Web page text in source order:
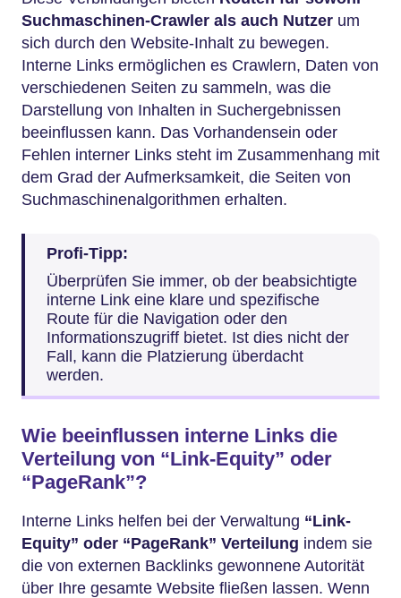
Suchmaschinen-Crawler als auch Nutzer um
sich durch den Website-Inhalt zu bewegen.
Interne Links ermöglichen es Crawlern, Daten von
verschiedenen Seiten zu sammeln, was die
Darstellung von Inhalten in Suchergebnissen
beeinflussen kann. Das Vorhandensein oder
Fehlen interner Links steht im Zusammenhang mit
dem Grad der Aufmerksamkeit, die Seiten von
Suchmaschinenalgorithmen erhalten.
Profi-Tipp:
Überprüfen Sie immer, ob der beabsichtigte
interne Link eine klare und spezifische
Route für die Navigation oder den
Informationszugriff bietet. Ist dies nicht der
Fall, kann die Platzierung überdacht
werden.
Wie beeinflussen interne Links die
Verteilung von “Link-Equity” oder
“PageRank”?
Interne Links helfen bei der Verwaltung “Link-
Equity” oder “PageRank” Verteilung indem sie
die von externen Backlinks gewonnene Autorität
über Ihre gesamte Website fließen lassen. Wenn